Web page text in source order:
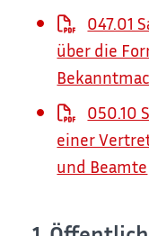
047.01
über die
050.10
einer
und Beamte